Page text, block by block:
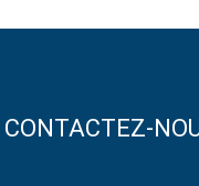
CONTACTEZ-